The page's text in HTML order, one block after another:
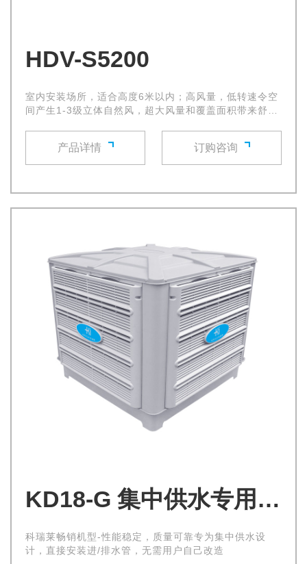
HDV-S5200
室内安装场所，适合高度6米以内；高风量，低转速令空
间产生1-3级立体自然风，超大风量和覆盖面积带来舒适
产品详情 订购咨询
KD18-G 集中供水专用机型
科瑞莱畅销机型-性能稳定，质量可靠专为集中供水设
计，直接安装进/排水管，无需用户自己改造